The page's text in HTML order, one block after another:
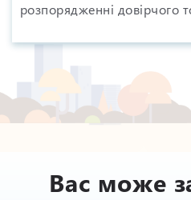
розпорядженні довірчого
Вас може